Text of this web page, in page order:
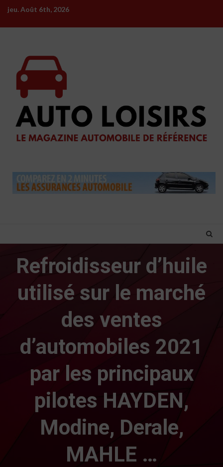
Skip
content
jeu. Août 6th, 2026
Refroidisseur d’huile
utilisé sur le marché
des ventes
d’automobiles 2021
par les principaux
pilotes HAYDEN,
Modine, Derale,
MAHLE …